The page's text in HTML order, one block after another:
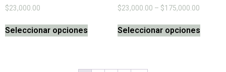
$23,000.00
Seleccionar opciones
$23,000.00 – $175,000.00
Seleccionar opciones